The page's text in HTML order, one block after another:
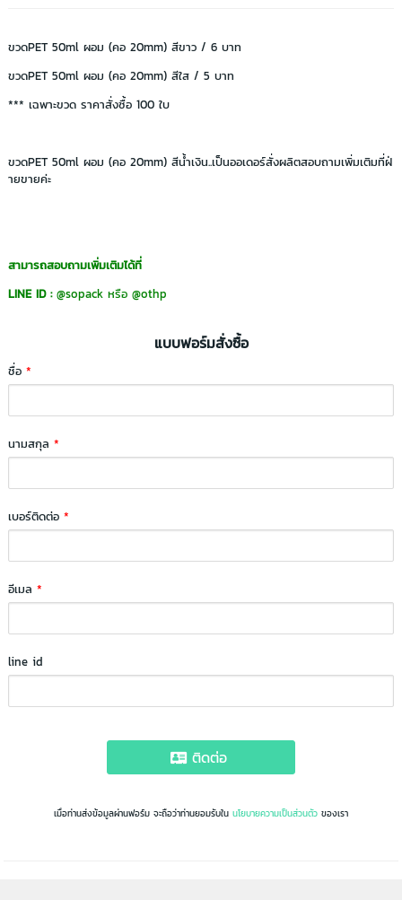
ขวดPET 50ml ผอม (คอ 20mm) สีขาว / 6 บาท
ขวดPET 50ml ผอม (คอ 20mm) สีใส / 5 บาท
*** เฉพาะขวด ราคาสั่งซื้อ 100 ใบ
ขวดPET 50ml ผอม (คอ 20mm) สีน้ำเงิน..เป็นออเดอร์สั่งผลิตสอบถามเพิ่มเติมที่ฝ่
ายขายค่ะ
สามารถสอบถามเพิ่มเติมได้ที่
LINE ID : @sopack หรือ@othp
แบบฟอร์มสั่งซื้อ
ชื่อ*
นามสกุล*
เบอร์ติดต่อ*
อีเมล*
line id
ติดต่อ
เมื่อท่านส่งข้อมูลผ่านฟอร์ม จะถือว่าท่านยอมรับใน นโยบายความเป็นส่วนตัว ของเรา